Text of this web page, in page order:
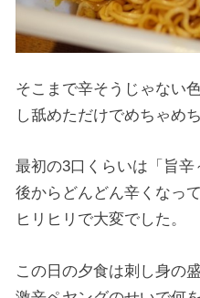
そこまで辛そうじゃない
し舐めただけでめちゃめ
最初の3口くらいは「旨辛
後からどんどん辛くなっ
ヒリヒリで大変でした。
この日の夕食は刺し身の